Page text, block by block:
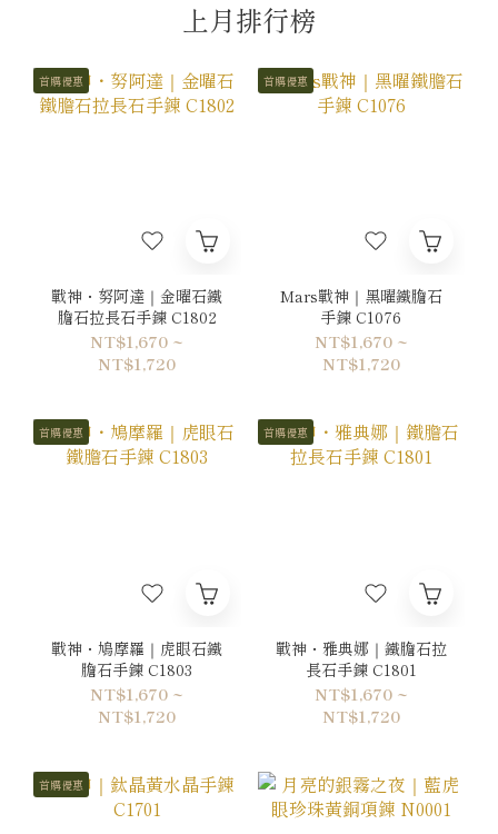
上月排行榜
首購優惠
戰神・努阿達｜金曜石鐵
膽石拉長石手鍊 C1802
NT$1,670 ~
NT$1,720
首購優惠
Mars戰神｜黑曜鐵膽石
手鍊 C1076
NT$1,670 ~
NT$1,720
首購優惠
戰神・鳩摩羅｜虎眼石鐵
膽石手鍊 C1803
NT$1,670 ~
NT$1,720
首購優惠
戰神・雅典娜｜鐵膽石拉
長石手鍊 C1801
NT$1,670 ~
NT$1,720
首購優惠